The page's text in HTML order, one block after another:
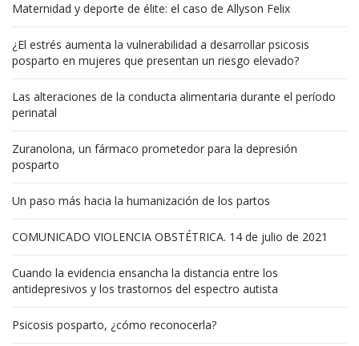
Maternidad y deporte de élite: el caso de Allyson Felix
¿El estrés aumenta la vulnerabilidad a desarrollar psicosis
posparto en mujeres que presentan un riesgo elevado?
Las alteraciones de la conducta alimentaria durante el período
perinatal
Zuranolona, un fármaco prometedor para la depresión
posparto
Un paso más hacia la humanización de los partos
COMUNICADO VIOLENCIA OBSTÉTRICA. 14 de julio de 2021
Cuando la evidencia ensancha la distancia entre los
antidepresivos y los trastornos del espectro autista
Psicosis posparto, ¿cómo reconocerla?